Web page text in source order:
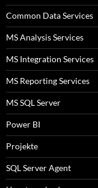
Common Data Services
MS Analysis Services
MS Integration Services
MS Reporting Services
MS SQL Server
Power BI
Projekte
SQL Server Agent